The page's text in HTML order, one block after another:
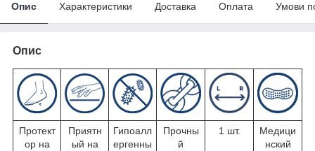
Опис Характеристики Доставка Оплата Умови
Опис
Протект
ор на
Приятн
ый на
Гипоалл
ергенны
Прочны
й
1 шт.
Медици
нский